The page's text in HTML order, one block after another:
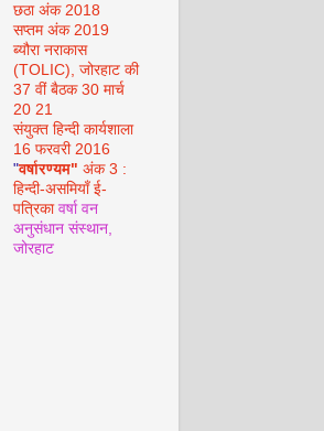
छठा अंक 2018
सप्तम अंक 2019
ब्यौरा नराकास
(TOLIC), जोरहाट की
37 वीं बैठक 30 मार्च
20 21
संयुक्त हिन्दी कार्यशाला
16 फरवरी 2016
"वर्षारण्यम" अंक 3 :
हिन्दी-असमियाँ ई-
पत्रिका वर्षा वन
अनुसंधान संस्थान,
जोरहाट